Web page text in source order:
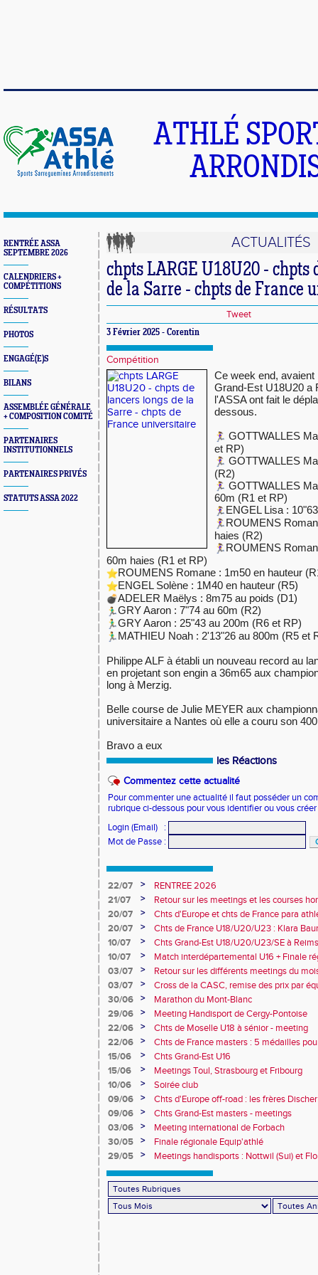
ATHLÉ
RENTRÉE ASSA
SEPTEMBRE 2026
CALENDRIERS +
COMPÉTITIONS
RÉSULTATS
PHOTOS
ENGAGÉ(E)S
BILANS
ASSEMBLÉE GÉNÉRALE
+ COMPOSITION COMITÉ
PARTENAIRES
INSTITUTIONNELS
PARTENAIRES PRIVÉS
STATUTS ASSA 2022
ACTUALITÉS
chpts LARGE U18U20 - chpts
de la Sarre - chpts de France
Tweet
3 Février 2025 - Corentin
Compétition
Ce week end,
Grand-Est U18U20 a
l'ASSA ont fait le
dessous.
GOTTWALLES
et RP)
GOTTWALLES
(R2)
GOTTWALLES
60m (R1 et RP)
ENGEL Lisa :
ROUMENS
haies (R2)
ROUMENS
60m haies (R1 et RP)
ROUMENS Romane : 1m50 en hauteur
ENGEL Solène : 1M40 en hauteur (R5)
ADELER Maëlys : 8m75 au poids (D1)
GRY Aaron : 7"74 au 60m (R2)
GRY Aaron : 25"43 au 200m (R6 et RP)
MATHIEU Noah : 2'13"26 au 800m (R5 et
Philippe ALF à établi un nouveau record au
en projetant son engin a 36m65 aux
long à Merzig.
Belle course de Julie MEYER aux
universitaire a Nantes où elle a couru son
Bravo a eux
les Réactions
Commentez cette actualité
Pour commenter une actualité il faut posséder un
rubrique ci-dessous pour vous identifier ou vous
Login (Email)
:
Mot de Passe :
22/07 >
RENTREE 2026
21/07
>
Retour sur les meetings et les courses
20/07
>
Chts d'Europe et chts de France para
champion d'Europe et multiples
20/07 >
Chts de France U18/U20/U23 : Klara
10e
10/07 >
Chts Grand-Est U18/U20/U23/SE à
10/07
>
Match interdépartemental U16 + Finale
Obernai
03/07 >
Retour sur les différents meetings du
03/07
>
Cross de la CASC, remise des prix par
collèges
30/06 >
Marathon du Mont-Blanc
29/06
>
Meeting Handisport de Cergy-Pontoise
22/06
>
Chts de Moselle U18 à sénior - meeting
22/06
>
Chts de France masters : 5 médailles
15/06
>
Chts Grand-Est U16
15/06
>
Meetings Toul, Strasbourg et Fribourg
10/06
>
Soirée club
09/06
>
Chts d'Europe off-road : les frères
09/06
>
Chts Grand-Est masters - meetings
03/06
>
Meeting international de Forbach
30/05
>
Finale régionale Equip'athlé
29/05
> Meetings handisports : Nottwil (Sui) et